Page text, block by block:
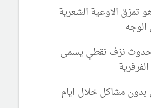
الاوعية الشعرية
نزف نقطي يسمى
مشاكل خلال ايام